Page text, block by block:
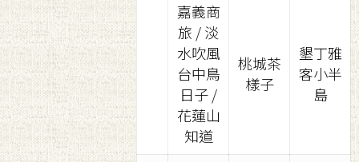
嘉義商
旅 / 淡
水吹風
台中鳥
日子 /
花蓮山
知道
桃城茶
樣子
墾丁雅
客小半
島